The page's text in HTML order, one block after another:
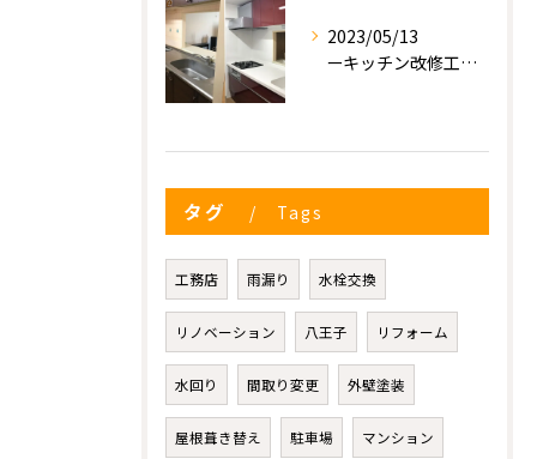
2023/05/13
ーキッチン改修工事ー
タグ Tags
工務店 雨漏り 水栓交換
リノベーション 八王子 リフォーム
水回り 間取り変更 外壁塗装
屋根葺き替え 駐車場 マンション